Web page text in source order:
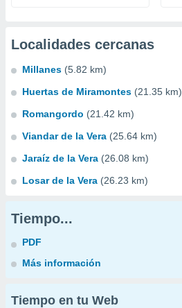
Localidades cercanas
Millanes (5.82 km)
Huertas de Miramontes (21.35 km)
Romangordo (21.42 km)
Viandar de la Vera (25.64 km)
Jaraíz de la Vera (26.08 km)
Losar de la Vera (26.23 km)
Tiempo...
PDF
Más información
Tiempo en tu Web